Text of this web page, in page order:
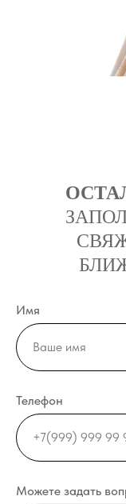
Имя
Телефон
Можете задать